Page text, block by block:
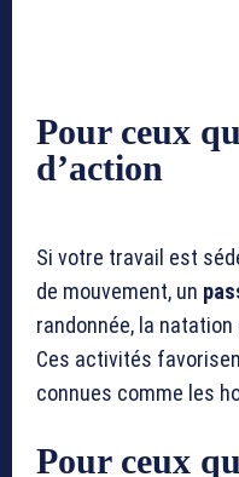
Pour ceux
d’action
Si votre travail est
de mouvement, un
randonnée, la
Ces activités
connues comme les
Pour ceux